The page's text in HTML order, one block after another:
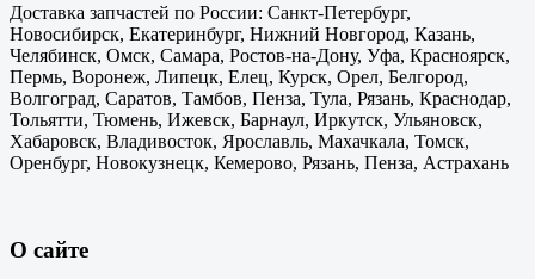
Доставка запчастей по России: Санкт-Петербург,
Новосибирск, Екатеринбург, Нижний Новгород, Казань,
Челябинск, Омск, Самара, Ростов-на-Дону, Уфа, Красноярск,
Пермь, Воронеж, Липецк, Елец, Курск, Орел, Белгород,
Волгоград, Саратов, Тамбов, Пенза, Тула, Рязань, Краснодар,
Тольятти, Тюмень, Ижевск, Барнаул, Иркутск, Ульяновск,
Хабаровск, Владивосток, Ярославль, Махачкала, Томск,
Оренбург, Новокузнецк, Кемерово, Рязань, Пенза, Астрахань
О сайте